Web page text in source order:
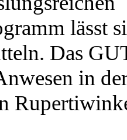
lässt
Das
in